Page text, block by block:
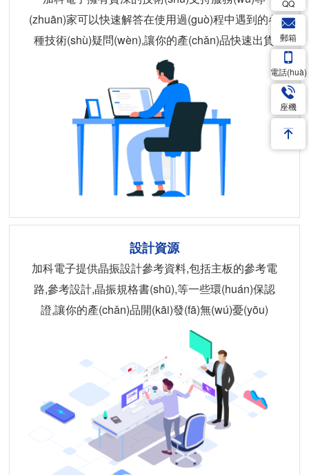
(zhuān)家可以快速解答在使用過(guò)程中遇到的各
種技術(shù)疑問(wèn),讓你的產(chǎn)品快速出貨
設計資源
加科電子提供晶振設計參考資料,包括主板的參考電
路,參考設計,晶振規格書(shū),等一些環(huán)保認
證,讓你的產(chǎn)品開(kāi)發(fā)無(wú)憂(yōu)
QQ
郵箱
電話(huà)
座機